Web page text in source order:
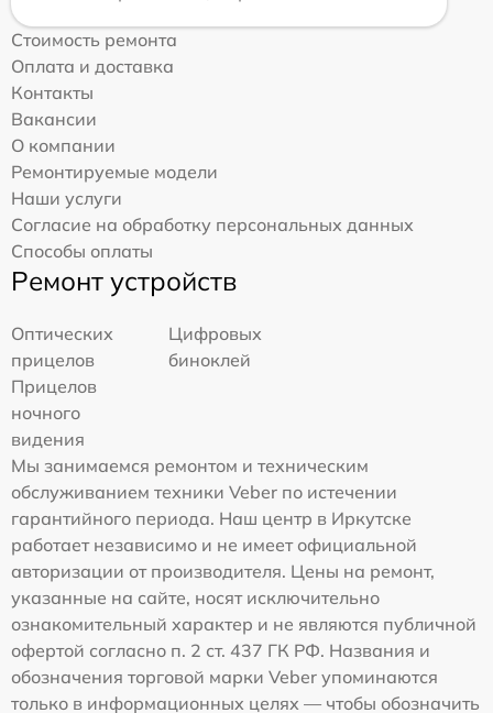
Стоимость ремонта
Оплата и доставка
Контакты
Вакансии
О компании
Ремонтируемые модели
Наши услуги
Согласие на обработку персональных данных
Способы оплаты
Ремонт устройств
Оптических
прицелов
Цифровых
биноклей
Прицелов
ночного
видения
Мы занимаемся ремонтом и техническим
обслуживанием техники Veber по истечении
гарантийного периода. Наш центр в Иркутске
работает независимо и не имеет официальной
авторизации от производителя. Цены на ремонт,
указанные на сайте, носят исключительно
ознакомительный характер и не являются публичной
офертой согласно п. 2 ст. 437 ГК РФ. Названия и
обозначения торговой марки Veber упоминаются
только в информационных целях — чтобы обозначить